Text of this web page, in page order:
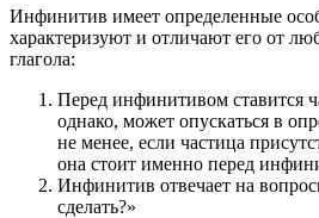
Инфинитив имеет определенные
характеризуют и отличают его от
глагола:
Перед инфинитивом ставится
однако, может опускаться в
не менее, если частица
она стоит именно перед
Инфинитив отвечает на
сделать?»